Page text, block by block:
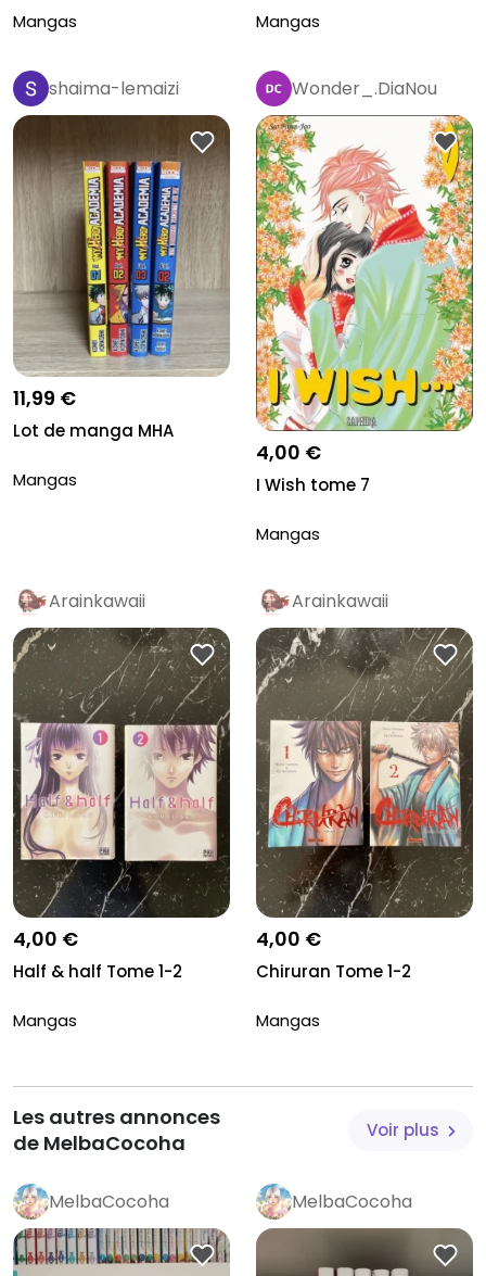
Mangas
Mangas
shaima-lemaizi
11,99 €
Lot de manga MHA
Mangas
Wonder_.DiaNou
4,00 €
I Wish tome 7
Mangas
Arainkawaii
4,00 €
Half & half Tome 1-2
Mangas
Arainkawaii
4,00 €
Chiruran Tome 1-2
Mangas
Les autres annonces
de MelbaCocoha
Voir plus
MelbaCocoha MelbaCocoha